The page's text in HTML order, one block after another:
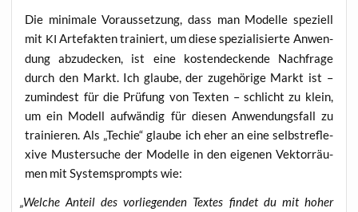
Die mini­ma­le Vor­aus­set­zung, dass man Model­le spe­zi­ell
mit KI Arte­fak­ten trai­niert, um die­se spe­zia­li­sier­te Anwen­
dung abzu­de­cken, ist eine kos­ten­de­cken­de Nach­fra­ge
durch den Markt. Ich glau­be, der zuge­hö­ri­ge Markt ist –
zumin­dest für die Prü­fung von Tex­ten – schlicht zu klein,
um ein Modell auf­wän­dig für die­sen Anwen­dungs­fall zu
trai­nie­ren. Als „Techie“ glau­be ich eher an eine selbst­re­fle­
xi­ve Mus­ter­su­che der Model­le in den eige­nen Vek­tor­räu­
men mit Sys­temsprompts wie:
Wel­che Anteil des vor­lie­gen­den Tex­tes fin­det du mit hoher